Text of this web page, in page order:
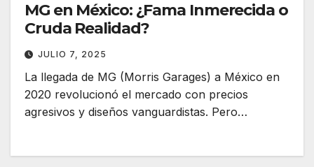
MG en México: ¿Fama Inmerecida o
Cruda Realidad?
JULIO 7, 2025
La llegada de MG (Morris Garages) a México en
2020 revolucionó el mercado con precios
agresivos y diseños vanguardistas. Pero…